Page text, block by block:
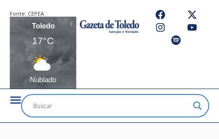
Fonte: CEPEA
Toledo
17°C
Nublado